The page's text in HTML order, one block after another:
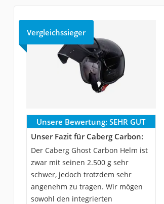
Vergleichssieger
Unsere Bewertung: SEHR GUT
Unser Fazit für Caberg Carbon:
Der Caberg Ghost Carbon Helm ist
zwar mit seinen 2.500 g sehr
schwer, jedoch trotzdem sehr
angenehm zu tragen. Wir mögen
sowohl den integrierten